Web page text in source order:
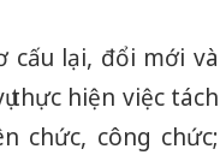
cấu lại, đổi mới và
thực hiện việc tách
chức, công chức;